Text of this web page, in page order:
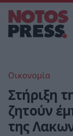
Οικονομία
Στήριξη
ζητούν
της